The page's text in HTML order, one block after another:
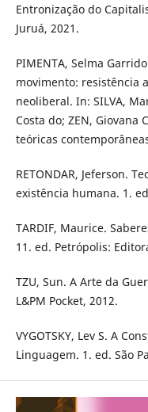
Entronização do
Juruá, 2021.
PIMENTA, Selma
movimento: resistência
neoliberal. In: SILVA,
Costa do; ZEN,
teóricas
RETONDAR, Jeferson.
existência humana. 1.
TARDIF, Maurice.
11. ed. Petrópolis:
TZU, Sun. A Arte da
L&PM Pocket, 2012.
VYGOTSKY, Lev S. A
Linguagem. 1. ed. São